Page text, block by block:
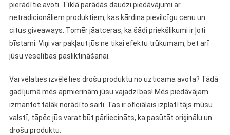
pierādītie avoti. Tīklā parādās daudzi piedāvājumi ar
netradicionāliem produktiem, kas kārdina pievilcīgu cenu un
citus giveaways. Tomēr jāatceras, ka šādi priekšlikumi ir ļoti
bīstami. Viņi var pakļaut jūs ne tikai efektu trūkumam, bet arī
jūsu veselības pasliktināšanai.
Vai vēlaties izvēlēties drošu produktu no uzticama avota? Tādā
gadījumā mēs apmierinām jūsu vajadzības! Mēs piedāvājam
izmantot tālāk norādīto saiti. Tas ir oficiālais izplatītājs mūsu
valstī, tāpēc jūs varat būt pārliecināts, ka pasūtāt oriģinālu un
drošu produktu.